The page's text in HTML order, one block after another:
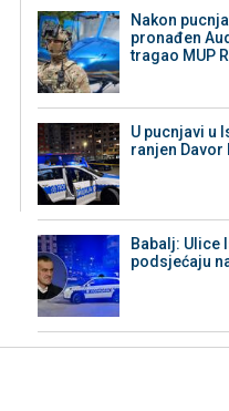
Nakon
pronađen
tragao MUP
U pucnjavi u
ranjen Davor
Babalj: Ulice
podsjećaju